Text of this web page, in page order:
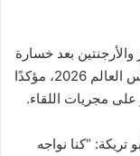
بعد خسارة
الفراعنة وخروجهم من دور الـ16 في بطولة كأس العالم 2026، مؤكدًا
مجريات اللقاء.
“كنا نواجه